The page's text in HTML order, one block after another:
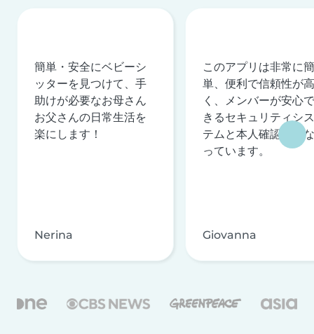
簡単・安全にベビーシ
ッターを見つけて、手
助けが必要なお母さん
お父さんの日常生活を
楽にします！
Nerina
このアプリは非常に簡
単、便利で信頼性が高
く、メンバーが安心で
きるセキュリティシス
テムと本人確認を行な
っています。
Giovanna